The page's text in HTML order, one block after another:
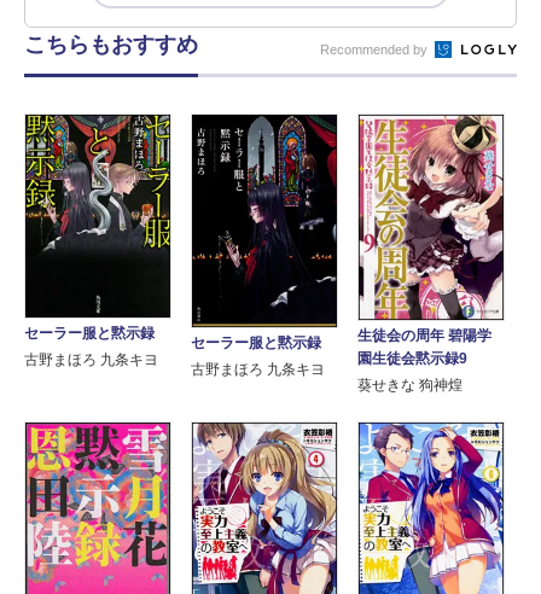
こちらもおすすめ Recommended by
セーラー服と黙示録
古野まほろ 九条キヨ
セーラー服と黙示録
古野まほろ 九条キヨ
生徒会の周年 碧陽学
園生徒会黙示録9
葵せきな 狗神煌